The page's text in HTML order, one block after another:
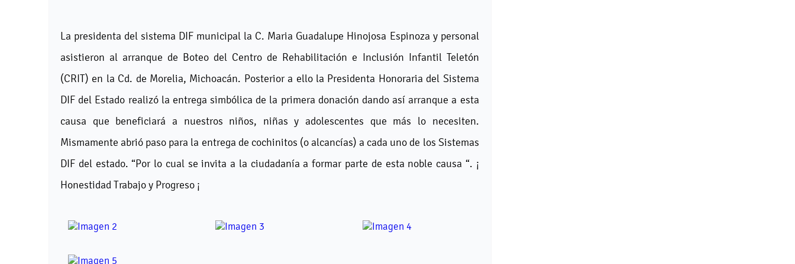
La presidenta del sistema DIF municipal la C. Maria Guadalupe Hinojosa Espinoza y personal
asistieron al arranque de Boteo del Centro de Rehabilitación e Inclusión Infantil Teletón
(CRIT) en la Cd. de Morelia, Michoacán. Posterior a ello la Presidenta Honoraria del Sistema
DIF del Estado realizó la entrega simbólica de la primera donación dando así arranque a esta
causa que beneficiará a nuestros niños, niñas y adolescentes que más lo necesiten.
Mismamente abrió paso para la entrega de cochinitos (o alcancías) a cada uno de los Sistemas
DIF del estado. “Por lo cual se invita a la ciudadanía a formar parte de esta noble causa “. ¡
Honestidad Trabajo y Progreso ¡